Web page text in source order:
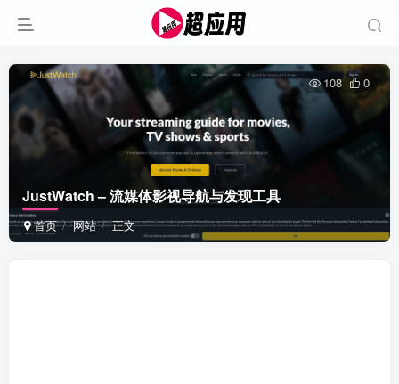
JustWatch – 流媒体影视导航与发现工具
首页 网站 正文
108 0